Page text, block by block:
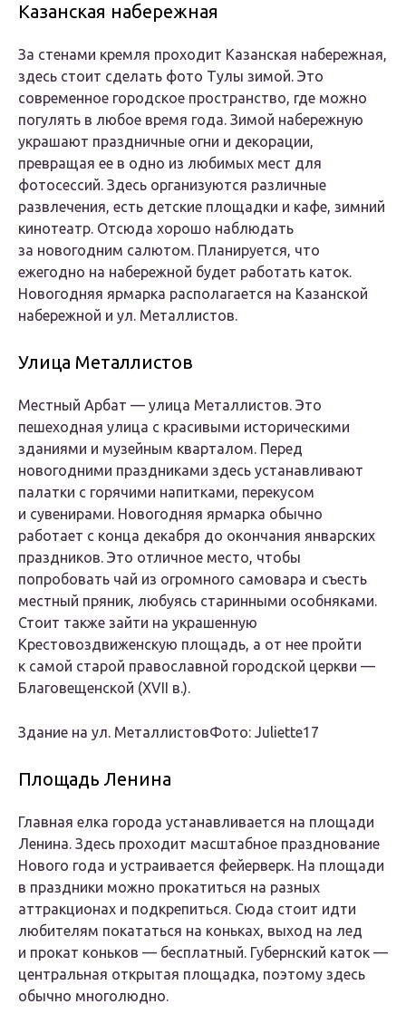
Казанская набережная
За стенами кремля проходит Казанская набережная,
здесь стоит сделать фото Тулы зимой. Это
современное городское пространство, где можно
погулять в любое время года. Зимой набережную
украшают праздничные огни и декорации,
превращая ее в одно из любимых мест для
фотосессий. Здесь организуются различные
развлечения, есть детские площадки и кафе, зимний
кинотеатр. Отсюда хорошо наблюдать
за новогодним салютом. Планируется, что
ежегодно на набережной будет работать каток.
Новогодняя ярмарка располагается на Казанской
набережной и ул. Металлистов.
Улица Металлистов
Местный Арбат — улица Металлистов. Это
пешеходная улица с красивыми историческими
зданиями и музейным кварталом. Перед
новогодними праздниками здесь устанавливают
палатки с горячими напитками, перекусом
и сувенирами. Новогодняя ярмарка обычно
работает с конца декабря до окончания январских
праздников. Это отличное место, чтобы
попробовать чай из огромного самовара и съесть
местный пряник, любуясь старинными особняками.
Стоит также зайти на украшенную
Крестовоздвиженскую площадь, а от нее пройти
к самой старой православной городской церкви —
Благовещенской (XVII в.).
Здание на ул. МеталлистовФото: Juliette17
Площадь Ленина
Главная елка города устанавливается на площади
Ленина. Здесь проходит масштабное празднование
Нового года и устраивается фейерверк. На площади
в праздники можно прокатиться на разных
аттракционах и подкрепиться. Сюда стоит идти
любителям покататься на коньках, выход на лед
и прокат коньков — бесплатный. Губернский каток —
центральная открытая площадка, поэтому здесь
обычно многолюдно.